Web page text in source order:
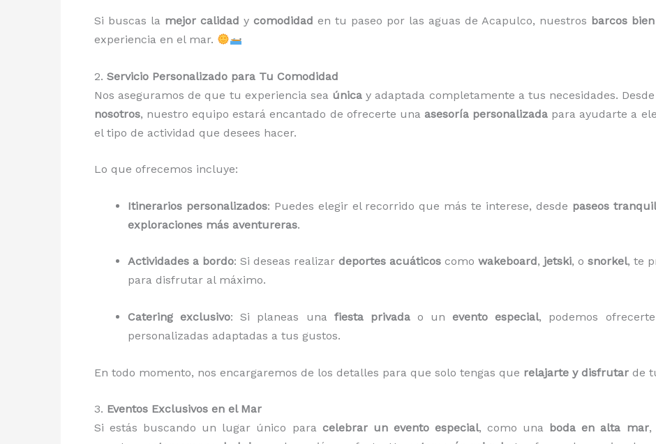
Si buscas la mejor calidad y comodidad en tu paseo por las aguas de Acapulco, nuestros barcos
experiencia en el mar.
2. Servicio Personalizado para Tu Comodidad
Nos aseguramos de que tu experiencia sea única y adaptada completamente a tus necesidades.
nosotros, nuestro equipo estará encantado de ofrecerte una asesoría personalizada para ayudarte a
el tipo de actividad que desees hacer.
Lo que ofrecemos incluye:
Itinerarios personalizados: Puedes elegir el recorrido que más te interese, desde paseos
exploraciones más aventureras.
Actividades a bordo: Si deseas realizar deportes acuáticos como wakeboard, jetski, o snorkel, te
para disfrutar al máximo.
Catering exclusivo: Si planeas una fiesta privadao unevento especial, podemos ofrecerte
personalizadas adaptadas a tus gustos.
En todo momento, nos encargaremos de los detalles para que solo tengas que relajarte y disfrutar de
3. Eventos Exclusivos en el Mar
Si estás buscando un lugar único para celebrar un evento especial, como una boda en alta mar,